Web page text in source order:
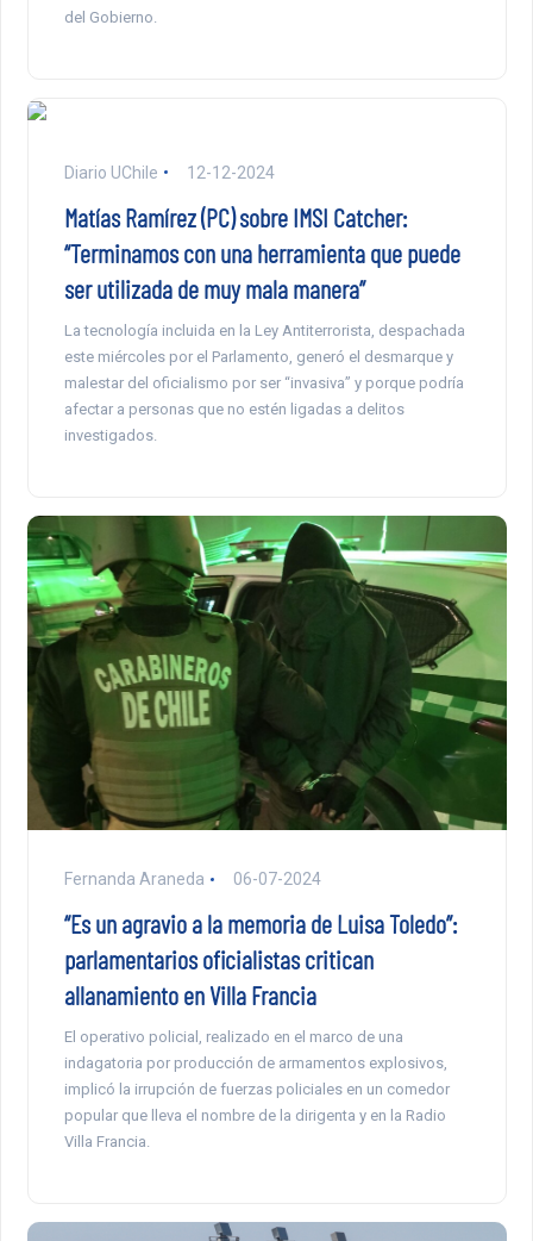
del Gobierno.
Diario UChile 12-12-2024
Matías Ramírez (PC) sobre IMSI Catcher:
“Terminamos con una herramienta que puede
ser utilizada de muy mala manera”
La tecnología incluida en la Ley Antiterrorista, despachada
este miércoles por el Parlamento, generó el desmarque y
malestar del oficialismo por ser “invasiva” y porque podría
afectar a personas que no estén ligadas a delitos
investigados.
Fernanda Araneda 06-07-2024
“Es un agravio a la memoria de Luisa Toledo”:
parlamentarios oficialistas critican
allanamiento en Villa Francia
El operativo policial, realizado en el marco de una
indagatoria por producción de armamentos explosivos,
implicó la irrupción de fuerzas policiales en un comedor
popular que lleva el nombre de la dirigenta y en la Radio
Villa Francia.